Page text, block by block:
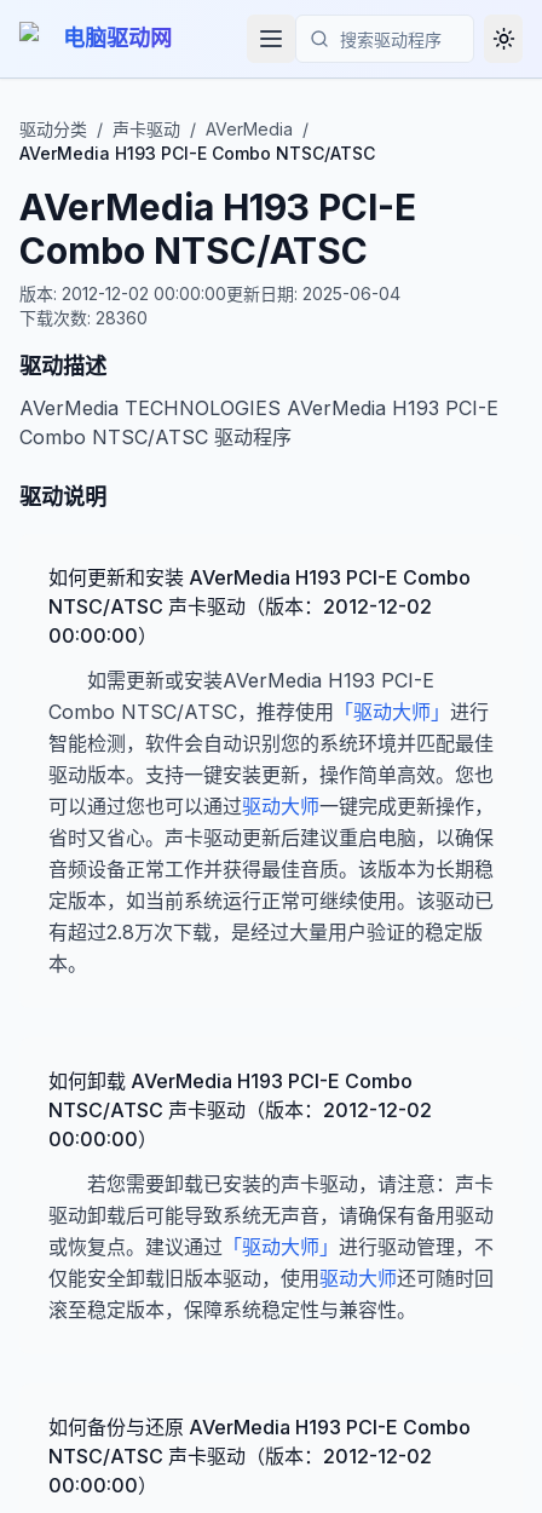
电脑驱动网
搜索
驱动分类 / 声卡驱动 / AVerMedia /
AVerMedia H193 PCI-E Combo NTSC/ATSC
AVerMedia H193 PCI-E
Combo NTSC/ATSC
版本: 2012-12-02 00:00:00更新日期: 2025-06-04
下载次数: 28360
驱动描述
AVerMedia TECHNOLOGIES AVerMedia H193 PCI-E
Combo NTSC/ATSC 驱动程序
驱动说明
如何更新和安装 AVerMedia H193 PCI-E Combo
NTSC/ATSC 声卡驱动（版本：2012-12-02
00:00:00）
如需更新或安装AVerMedia H193 PCI-E
Combo NTSC/ATSC，推荐使用
「驱动大师」 进行
智能检测，软件会自动识别您的系统环境并匹配最佳
驱动版本。支持一键安装更新，操作简单高效。您也
可以通过您也可以通过驱动大师一键完成更新操作，
省时又省心。声卡驱动更新后建议重启电脑，以确保
音频设备正常工作并获得最佳音质。该版本为长期稳
定版本，如当前系统运行正常可继续使用。该驱动已
有超过2.8万次下载，是经过大量用户验证的稳定版
本。
如何卸载 AVerMedia H193 PCI-E Combo
NTSC/ATSC 声卡驱动（版本：2012-12-02
00:00:00）
若您需要卸载已安装的声卡驱动，请注意：声卡
驱动卸载后可能导致系统无声音，请确保有备用驱动
或恢复点。建议通过 「驱动大师」 进行驱动管理，不
仅能安全卸载旧版本驱动，使用驱动大师还可随时回
滚至稳定版本，保障系统稳定性与兼容性。
如何备份与还原 AVerMedia H193 PCI-E Combo
NTSC/ATSC 声卡驱动（版本：2012-12-02
00:00:00）